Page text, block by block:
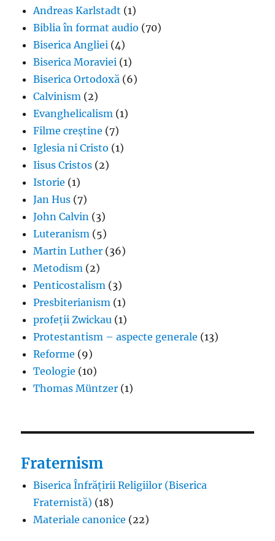
Andreas Karlstadt (1)
Biblia în format audio (70)
Biserica Angliei (4)
Biserica Moraviei (1)
Biserica Ortodoxă (6)
Calvinism (2)
Evanghelicalism (1)
Filme creștine (7)
Iglesia ni Cristo (1)
Iisus Cristos (2)
Istorie (1)
Jan Hus (7)
John Calvin (3)
Luteranism (5)
Martin Luther (36)
Metodism (2)
Penticostalism (3)
Presbiterianism (1)
profeții Zwickau (1)
Protestantism – aspecte generale (13)
Reforme (9)
Teologie (10)
Thomas Müntzer (1)
Fraternism
Biserica Înfrățirii Religiilor (Biserica
Fraternistă) (18)
Materiale canonice (22)